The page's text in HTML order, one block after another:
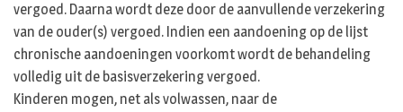
vergoed. Daarna wordt deze door de aanvullende verzekering
van de ouder(s) vergoed. Indien een aandoening op de lijst
chronische aandoeningen voorkomt wordt de behandeling
volledig uit de basisverzekering vergoed.
Kinderen mogen, net als volwassen, naar de